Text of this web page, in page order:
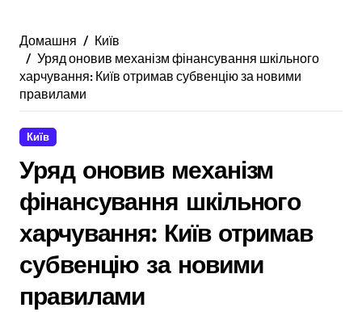
Домашня
Київ
Уряд оновив механізм фінансування шкільного
харчування: Київ отримав субвенцію за новими
правилами
Київ
Уряд оновив механізм
фінансування шкільного
харчування: Київ отримав
субвенцію за новими
правилами